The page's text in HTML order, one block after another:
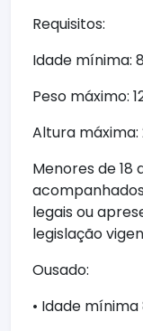
Requisitos:
Idade mínima:
Peso máximo:
Altura máxima:
Menores de
legais ou
legislação
Ousado:
• Idade mínima